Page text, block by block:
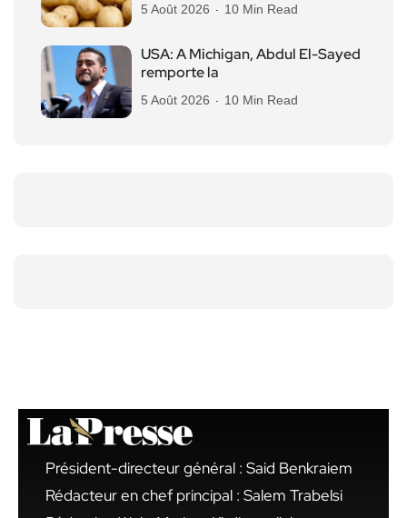
5 Août 2026 10 Min Read
USA: A Michigan, Abdul El-Sayed
remporte la
5 Août 2026 10 Min Read
Président-directeur général : Said Benkraiem
Rédacteur en chef principal : Salem Trabelsi